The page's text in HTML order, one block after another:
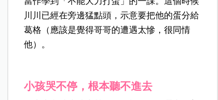
川川已經在旁邊猛點頭，示意要把他的蛋分給
葛格（應該是覺得哥哥的遭遇太慘，很同情
他）。
小孩哭不停，根本聽不進去